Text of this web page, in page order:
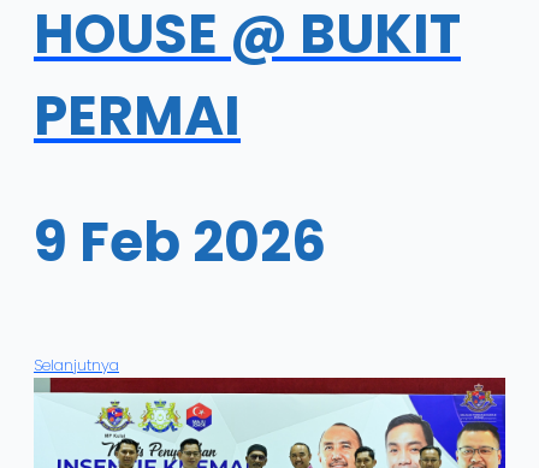
HOUSE @ BUKIT
PERMAI
9 Feb 2026
Selanjutnya